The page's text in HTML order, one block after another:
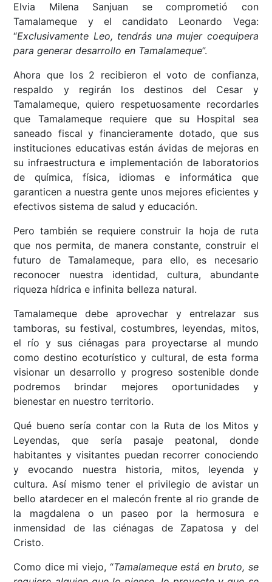
Elvia Milena Sanjuan se comprometió con
Tamalameque y el candidato Leonardo Vega:
“Exclusivamente Leo, tendrás una mujer coequipera
para generar desarrollo en Tamalameque”.
Ahora que los 2 recibieron el voto de confianza,
respaldo y regirán los destinos del Cesar y
Tamalameque, quiero respetuosamente recordarles
que Tamalameque requiere que su Hospital sea
saneado fiscal y financieramente dotado, que sus
instituciones educativas están ávidas de mejoras en
su infraestructura e implementación de laboratorios
de química, física, idiomas e informática que
garanticen a nuestra gente unos mejores eficientes y
efectivos sistema de salud y educación.
Pero también se requiere construir la hoja de ruta
que nos permita, de manera constante, construir el
futuro de Tamalameque, para ello, es necesario
reconocer nuestra identidad, cultura, abundante
riqueza hídrica e infinita belleza natural.
Tamalameque debe aprovechar y entrelazar sus
tamboras, su festival, costumbres, leyendas, mitos,
el río y sus ciénagas para proyectarse al mundo
como destino ecoturístico y cultural, de esta forma
visionar un desarrollo y progreso sostenible donde
podremos brindar mejores oportunidades y
bienestar en nuestro territorio.
Qué bueno sería contar con la Ruta de los Mitos y
Leyendas, que sería pasaje peatonal, donde
habitantes y visitantes puedan recorrer conociendo
y evocando nuestra historia, mitos, leyenda y
cultura. Así mismo tener el privilegio de avistar un
bello atardecer en el malecón frente al rio grande de
la magdalena o un paseo por la hermosura e
inmensidad de las ciénagas de Zapatosa y del
Cristo.
Como dice mi viejo, “Tamalameque está en bruto, se